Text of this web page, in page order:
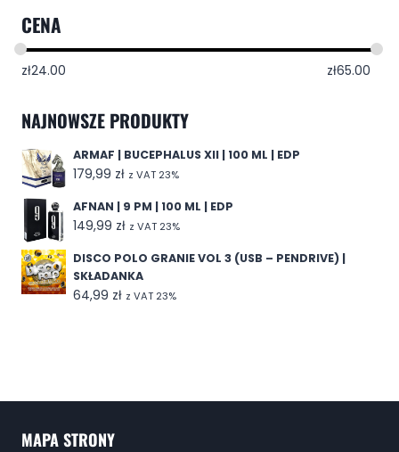
CENA
zł24.00 zł65.00
NAJNOWSZE PRODUKTY
ARMAF | BUCEPHALUS XII | 100 ML | EDP
179,99 zł z VAT 23%
AFNAN | 9 PM | 100 ML | EDP
149,99 zł z VAT 23%
DISCO POLO GRANIE VOL 3 (USB – PENDRIVE) |
SKŁADANKA
64,99 zł z VAT 23%
MAPA STRONY